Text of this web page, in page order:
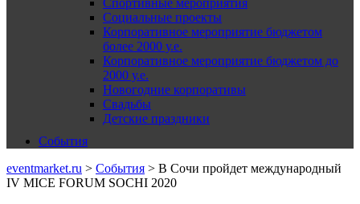
Спортивные мероприятия
Социальные проекты
Корпоративное мероприятие бюджетом
более 2000 у.е.
Корпоративное мероприятие бюджетом до
2000 у.е.
Новогодние корпоративы
Свадьбы
Детские праздники
События
eventmarket.ru > События > В Сочи пройдет международный
IV MICE FORUM SOCHI 2020